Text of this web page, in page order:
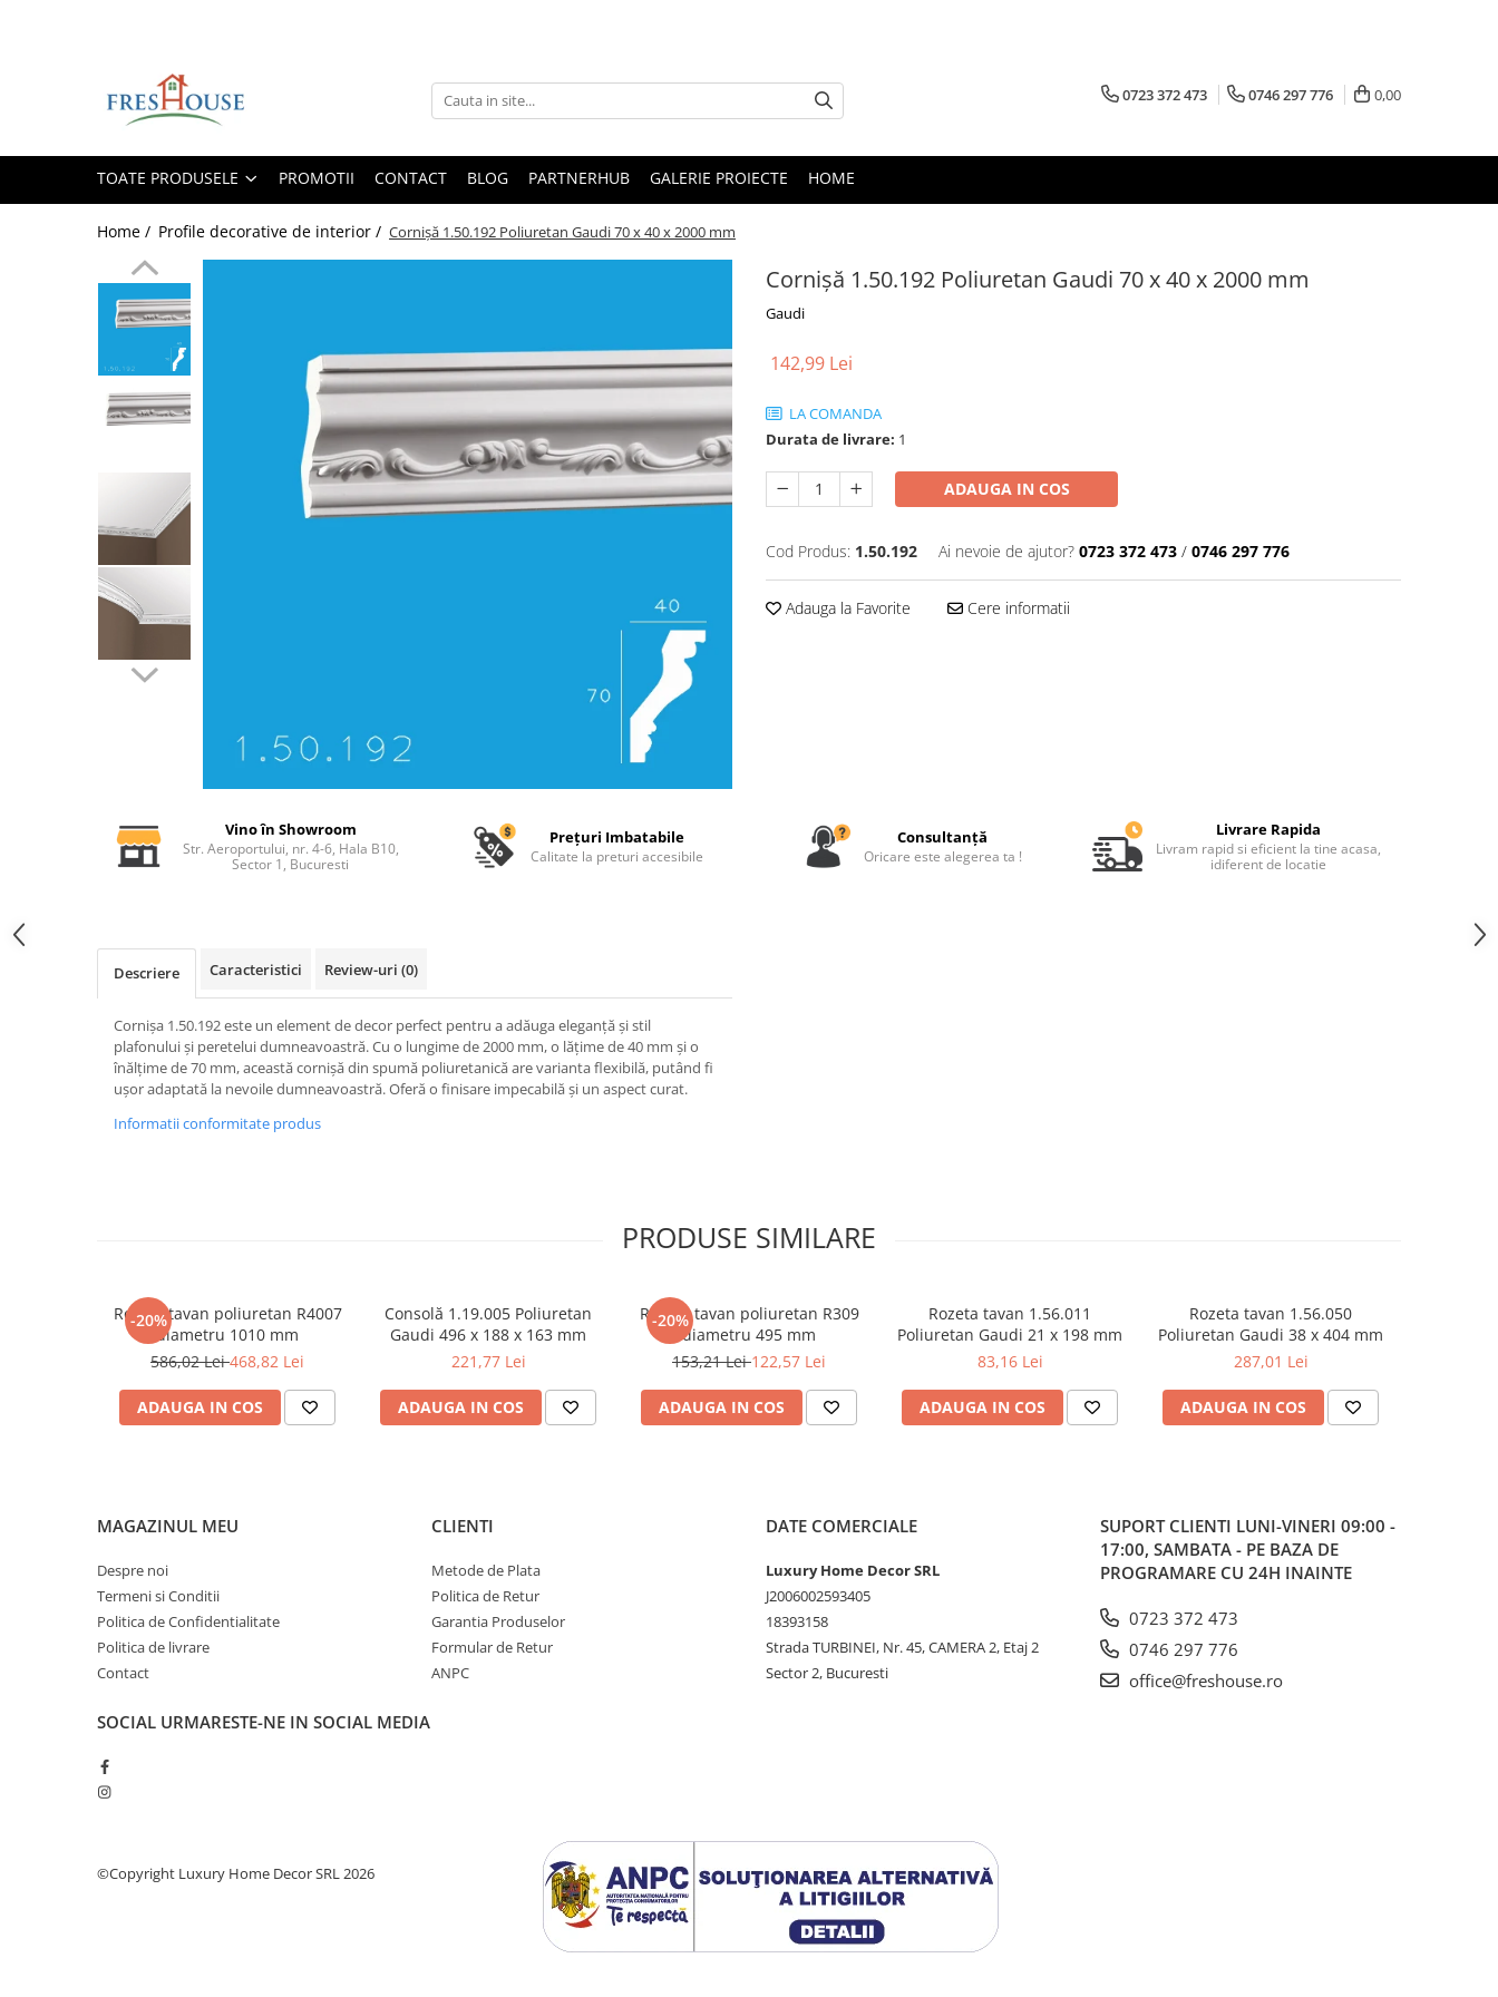
Profile decorative de exterior
Solbancuri Fereastra
Chei de bolta
Console de exterior
Pilaștri de exterior
Coloane de exterior
Profile decorative de interior
Cornișe de interior
Cornișe din poliuretan
Plinte de interior
Brâuri decorative de interior din
Coloane de interior
Capiteluri coloane
Inele coloane
Inele coloane
Piedestaluri coloane
Trunchiuri coloane
Trunchiuri semicoloane
Mulaje de interior
Rozete de interior
Panouri decorative
Panouri pentru tavan
Console de interior
Cadre de ușă
Ornamente de colț
Accesorii profile decorative
Parchet Triplu Stratificat
0723 372 473 0746 297 776 0,00
TOATE PRODUSELE PROMOTII CONTACT BLOG PARTNERHUB GALERIE PROIECTE HOME
Home / Profile decorative de interior / Cornișă 1.50.192 Poliuretan Gaudi 70 x 40 x 2000 mm
Cornișă 1.50.192 Poliuretan Gaudi 70 x 40 x 2000 mm
Gaudi
142,99 Lei
LA COMANDA
Durata de livrare: 1
ADAUGA IN COS
Cod Produs: 1.50.192 Ai nevoie de ajutor? 0723 372 473 / 0746 297 776
Adauga la Favorite Cere informatii
Vino în Showroom
Str. Aeroportului, nr. 4-6, Hala B10,
Sector 1, Bucuresti
Prețuri Imbatabile
Calitate la preturi accesibile
Consultanță
Oricare este alegerea ta !
Livrare Rapida
Livram rapid si eficient la tine acasa,
idiferent de locatie
Descriere Caracteristici Review-uri (0)
Cornișa 1.50.192 este un element de decor perfect pentru a adăuga eleganță și stil
plafonului și peretelui dumneavoastră. Cu o lungime de 2000 mm, o lățime de 40 mm și o
înălțime de 70 mm, această cornișă din spumă poliuretanică are varianta flexibilă, putând fi
ușor adaptată la nevoile dumneavoastră. Oferă o finisare impecabilă și un aspect curat.
Informatii conformitate produs
PRODUSE SIMILARE
-20%
Rozeta tavan poliuretan R4007
diametru 1010 mm
586,02 Lei468,82 Lei
ADAUGA IN COS
Consolă 1.19.005 Poliuretan
Gaudi 496 x 188 x 163 mm
221,77 Lei
ADAUGA IN COS
-20%
Rozeta tavan poliuretan R309
diametru 495 mm
153,21 Lei122,57 Lei
ADAUGA IN COS
Rozeta tavan 1.56.011
Poliuretan Gaudi 21 x 198 mm
83,16 Lei
ADAUGA IN COS
Rozeta tavan 1.56.050
Poliuretan Gaudi 38 x 404 mm
287,01 Lei
ADAUGA IN COS
MAGAZINUL MEU
Despre noi
Termeni si Conditii
Politica de Confidentialitate
Politica de livrare
Contact
CLIENTI
Metode de Plata
Politica de Retur
Garantia Produselor
Formular de Retur
ANPC
DATE COMERCIALE
Luxury Home Decor SRL
J2006002593405
18393158
Strada TURBINEI, Nr. 45, CAMERA 2, Etaj 2
Sector 2, Bucuresti
SUPORT CLIENTI LUNI-VINERI 09:00 -
17:00, SAMBATA - PE BAZA DE
PROGRAMARE CU 24H INAINTE
0723 372 473
0746 297 776
office@freshouse.ro
SOCIAL URMARESTE-NE IN SOCIAL MEDIA
©Copyright Luxury Home Decor SRL 2026